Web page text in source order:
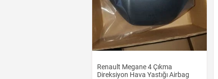
Renault Megane 4 Çıkma
Direksiyon Hava Yastığı Airbag